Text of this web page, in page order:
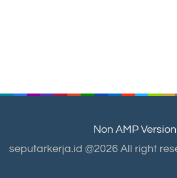
Non AMP Version
seputarkerja.id @2026 All right